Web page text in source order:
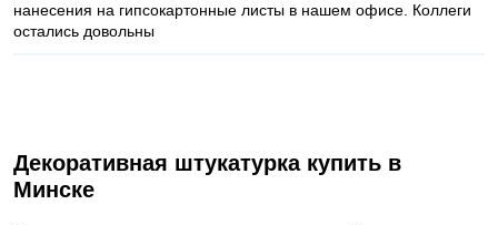
нанесения на гипсокартонные листы в нашем офисе. Коллеги
остались довольны
Декоративная штукатурка купить в
Минске